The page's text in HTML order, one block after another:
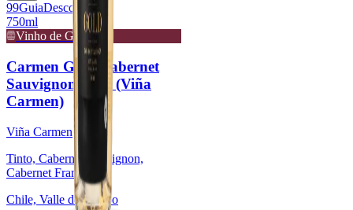
99GuiaDescorchados
750ml
Vinho de Guarda
Carmen Gold Cabernet
Sauvignon 2018 (Viña
Carmen)
Viña Carmen
Tinto, Cabernet Sauvignon,
Cabernet Franc
Chile, Valle del Maipo